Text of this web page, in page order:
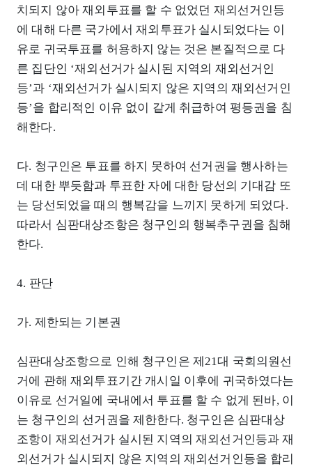
치되지 않아 재외투표를 할 수 없었던 재외선거인등
에 대해 다른 국가에서 재외투표가 실시되었다는 이
유로 귀국투표를 허용하지 않는 것은 본질적으로 다
른 집단인 ‘재외선거가 실시된 지역의 재외선거인
등’과 ‘재외선거가 실시되지 않은 지역의 재외선거인
등’을 합리적인 이유 없이 같게 취급하여 평등권을 침
해한다.
다. 청구인은 투표를 하지 못하여 선거권을 행사하는
데 대한 뿌듯함과 투표한 자에 대한 당선의 기대감 또
는 당선되었을 때의 행복감을 느끼지 못하게 되었다.
따라서 심판대상조항은 청구인의 행복추구권을 침해
한다.
4. 판단
가. 제한되는 기본권
심판대상조항으로 인해 청구인은 제21대 국회의원선
거에 관해 재외투표기간 개시일 이후에 귀국하였다는
이유로 선거일에 국내에서 투표를 할 수 없게 된바, 이
는 청구인의 선거권을 제한한다. 청구인은 심판대상
조항이 재외선거가 실시된 지역의 재외선거인등과 재
외선거가 실시되지 않은 지역의 재외선거인등을 합리